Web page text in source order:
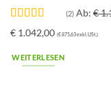
Bewertet
mit5 von 5
(2) Ab:€
Ursprünglicher
war:
€1.042,00Aktueller
ist:
(€875,63exkl. USt.)
WEITERLESEN